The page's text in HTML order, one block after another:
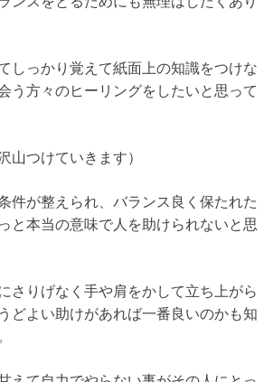
しっかり覚えて紙面上の知識をつけな
う方々のヒーリングをしたいと思って
山つけていきます）
件が整えられ、バランス良く保たれた
と本当の意味で人を助けられないと思
さりげなく手や肩をかして立ち上がら
どよい助けがあれば一番良いのかも知